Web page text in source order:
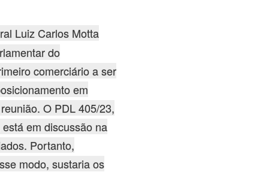
Luiz Carlos Motta
do
comerciário a ser
em
O PDL 405/23,
em discussão na
Portanto,
modo, sustaria os